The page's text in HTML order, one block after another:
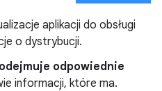
aplikacji do obsługi
o dystrybucji.
odpowiednie
informacji, które ma.